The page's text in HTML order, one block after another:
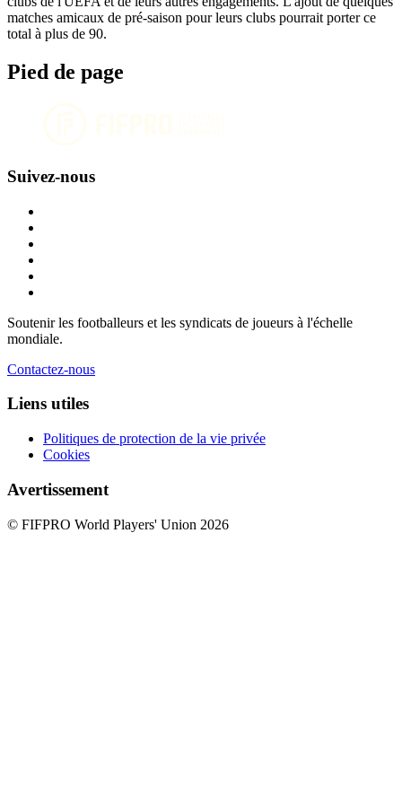
matches amicaux de pré-saison pour leurs clubs pourrait porter ce
total à plus de 90.
Pied de page
Suivez-nous
Soutenir les footballeurs et les syndicats de joueurs à l'échelle
mondiale.
Contactez-nous
Liens utiles
Politiques de protection de la vie privée
Cookies
Avertissement
© FIFPRO World Players' Union 2026